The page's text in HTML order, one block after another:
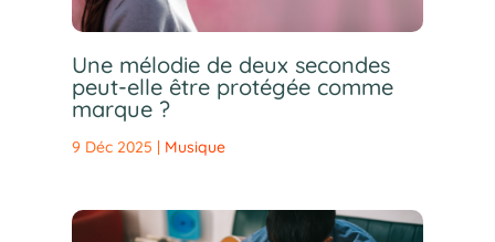
Une mélodie de deux secondes
peut-elle être protégée comme
marque ?
9 Déc 2025 | Musique